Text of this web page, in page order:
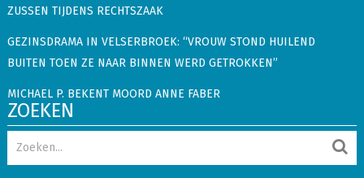
ZUSSEN TIJDENS RECHTSZAAK
GEZINSDRAMA IN VELSERBROEK: “VROUW STOND HUILEND
BUITEN TOEN ZE NAAR BINNEN WERD GETROKKEN”
MICHAEL P. BEKENT MOORD ANNE FABER
ZOEKEN